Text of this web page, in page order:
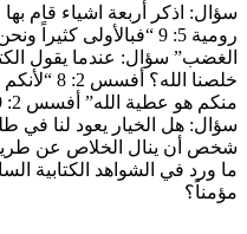
سؤال: اذكر أربعة اشياء قام
رومية 5: 9 “فبالأولى
الغضب” سؤال: عندما يقول
خلصنا
سؤال: هل الخيار يعود لنا
شخص أن ينال الخلاص عن طريق
ما ورد في الشواهد الكتابية
مؤمناً؟